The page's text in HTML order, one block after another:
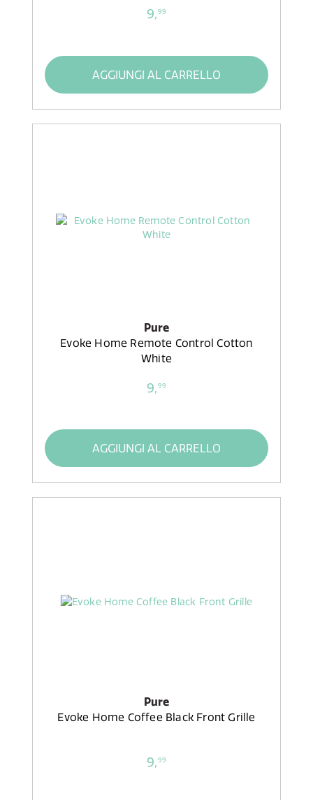
9,99
AGGIUNGI AL CARRELLO
Pure
Evoke Home Remote Control Cotton
White
9,99
AGGIUNGI AL CARRELLO
Pure
Evoke Home Coffee Black Front Grille
9,99